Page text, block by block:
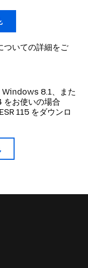
ついての詳細をご
8.1、また
をお使いの場合
115 をダウンロ